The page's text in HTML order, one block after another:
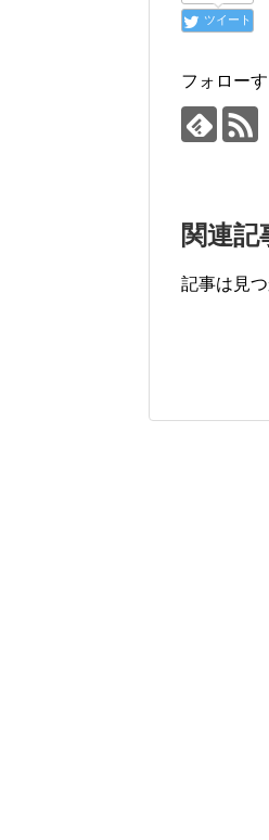
ツイート
フォロー
関連記
記事は見